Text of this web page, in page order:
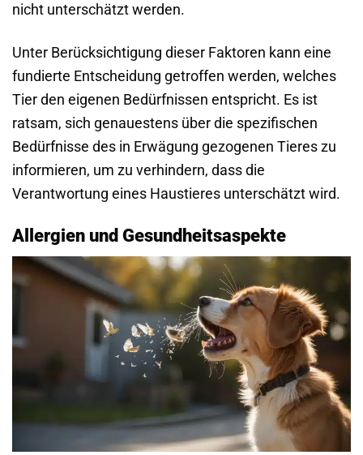
nicht unterschätzt werden.
Unter Berücksichtigung dieser Faktoren kann eine
fundierte Entscheidung getroffen werden, welches
Tier den eigenen Bedürfnissen entspricht. Es ist
ratsam, sich genauestens über die spezifischen
Bedürfnisse des in Erwägung gezogenen Tieres zu
informieren, um zu verhindern, dass die
Verantwortung eines Haustieres unterschätzt wird.
Allergien und Gesundheitsaspekte